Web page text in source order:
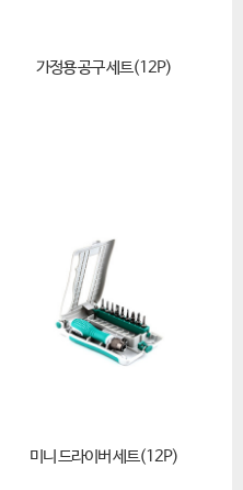
가정용 공구 세트(12P)
미니 드라이버 세트(12P)